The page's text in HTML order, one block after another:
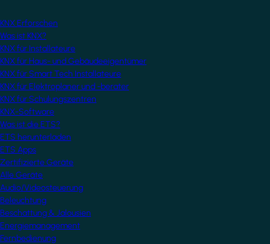
KNX Erforschen
Was ist KNX?
KNX für Installateure
KNX für Haus- und Gebäudeeigentümer
KNX für Smart Tech Installateure
KNX für Elektroplaner und -berater
KNX für Schulungszentren
KNX-Software
Was ist die ETS?
ETS herunterladen
ETS Apps
Zertifizierte Geräte
Alle Geräte
Audio/Videosteuerung
Beleuchtung
Beschattung & Jalousien
Energiemanagement
Fernbedienung